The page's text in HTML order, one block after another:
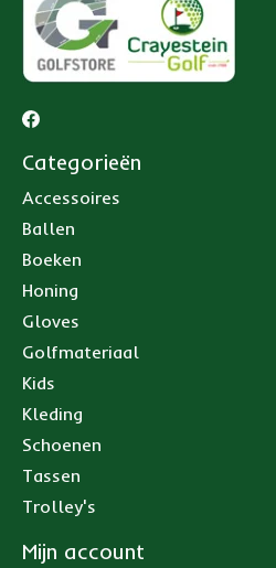
Categorieën
Accessoires
Ballen
Boeken
Honing
Gloves
Golfmateriaal
Kids
Kleding
Schoenen
Tassen
Trolley's
Mijn account